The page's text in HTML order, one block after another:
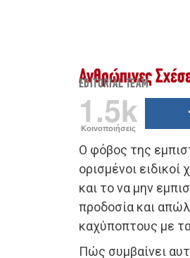
Ανθρώπινες
EDITORIAL TEAM
1.5k
Κοινοποιήσεις
Ο φόβος της
ορισμένοι
και το να μην
προδοσία και
καχύποπτους με
Πώς συμβαίνει